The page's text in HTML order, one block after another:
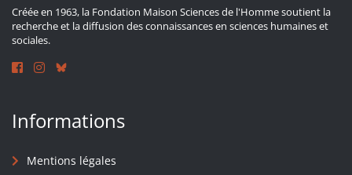
Créée en 1963, la Fondation Maison Sciences de l'Homme soutient la
recherche et la diffusion des connaissances en sciences humaines et
sociales.
Informations
Mentions légales